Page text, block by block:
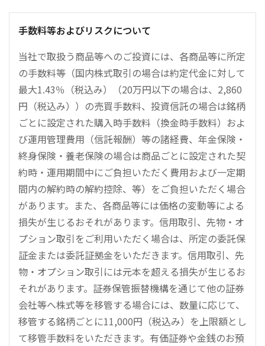
手数料等およびリスクについて
当社で取扱う商品等へのご投資には、各商品等に所定
の手数料等（国内株式取引の場合は約定代金に対して
最大1.43％（税込み）（20万円以下の場合は、2,860
円（税込み））の売買手数料、投資信託の場合は銘柄
ごとに設定された購入時手数料（換金時手数料）およ
び運用管理費用（信託報酬）等の諸経費、年金保険・
終身保険・養老保険の場合は商品ごとに設定された契
約時・運用期間中にご負担いただく費用および一定期
間内の解約時の解約控除、等）をご負担いただく場合
があります。また、各商品等には価格の変動等による
損失が生じるおそれがあります。信用取引、先物・オ
プション取引をご利用いただく場合は、所定の委託保
証金または委託証拠金をいただきます。信用取引、先
物・オプション取引には元本を超える損失が生じるお
それがあります。証券保管振替機構を通じて他の証券
会社等へ株式等を移管する場合には、数量に応じて、
移管する銘柄ごとに11,000円（税込み）を上限額とし
て移管手数料をいただきます。有価証券や金銭のお預